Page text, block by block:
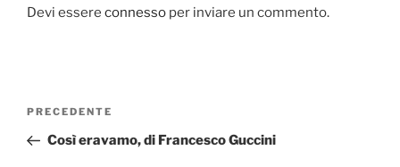
k
Devi essere connesso per inviare un commento.
Navigazione
Articolo
precedente:
PRECEDENTE
Così eravamo, di Francesco Guccini